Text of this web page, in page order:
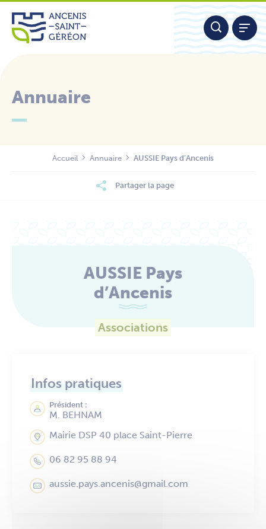
Aller
contenu
Annuaire
Accueil Annuaire AUSSIE Pays d’Ancenis
Partager la page
AUSSIE Pays
d’Ancenis
Associations
Infos pratiques
Président :
M. BEHNAM
Mairie DSP 40 place Saint-Pierre
06 82 95 88 94
aussie.pays.ancenis@gmail.com
Panneau de gestion des cookies